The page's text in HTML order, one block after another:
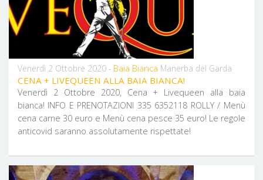
Venerdì 2 Ottobre 2020 - Baia Bianca Manerba del Garda
CENA + LIVEQUEEN ALLA BAIA BIANCA!
Venerdì 2 Ottobre 2020, Cena + Livequeen alla baia
bianca! INFO E PRENOTAZIONI 335 6352118 ROLLY / Menù
cena carne 30 euro e Menù cena pesce 35 euro! Le regole
anticovid saranno assolutamente rispettate!